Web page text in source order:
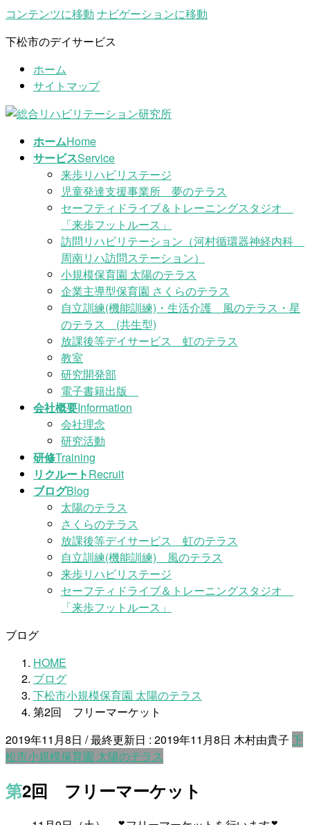
コンテンツに移動 ナビゲーションに移動
下松市のデイサービス
ホーム
サイトマップ
ホームHome
サービスService
来歩リハビリステージ
児童発達支援事業所 夢のテラス
セーフティドライブ＆トレーニングスタジオ
「来歩フットルース」
訪問リハビリテーション（河村循環器神経内科
周南リハ訪問ステーション）
小規模保育園 太陽のテラス
企業主導型保育園 さくらのテラス
自立訓練(機能訓練)・生活介護 風のテラス・星
のテラス (共生型)
放課後等デイサービス 虹のテラス
教室
研究開発部
電子書籍出版
会社概要Information
会社理念
研究活動
研修Training
リクルートRecruit
ブログBlog
太陽のテラス
さくらのテラス
放課後等デイサービス 虹のテラス
自立訓練(機能訓練) 風のテラス
来歩リハビリステージ
セーフティドライブ＆トレーニングスタジオ
「来歩フットルース」
ブログ
HOME
ブログ
下松市小規模保育園 太陽のテラス
第2回 フリーマーケット
2019年11月8日 / 最終更新日 : 2019年11月8日 木村由貴子 下
松市小規模保育園 太陽のテラス
第2回 フリーマーケット